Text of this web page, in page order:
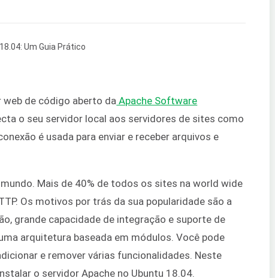
web de código aberto da Apache Software
o seu servidor local aos servidores de sites como
é usada para enviar e receber arquivos e
Mais de 40% de todos os sites na world wide
Os motivos por trás da sua popularidade são a
grande capacidade de integração e suporte de
arquitetura baseada em módulos. Você pode
e remover várias funcionalidades. Neste
o servidor Apache no Ubuntu 18.04.